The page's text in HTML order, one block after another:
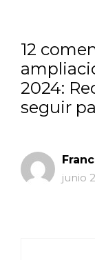
12
2024:
seguir
junio